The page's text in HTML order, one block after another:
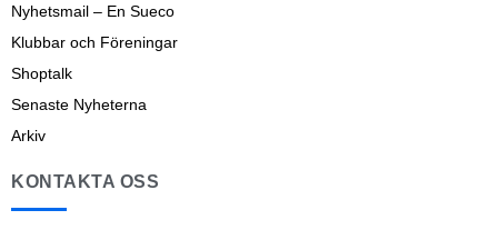
Nyhetsmail – En Sueco
Klubbar och Föreningar
Shoptalk
Senaste Nyheterna
Arkiv
KONTAKTA OSS